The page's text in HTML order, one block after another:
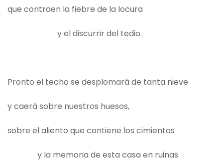
que contraen la fiebre de la locura
y el discurrir del tedio.
Pronto el techo se desplomará de tanta nieve
y caerá sobre nuestros huesos,
sobre el aliento que contiene los cimientos
y la memoria de esta casa en ruinas.